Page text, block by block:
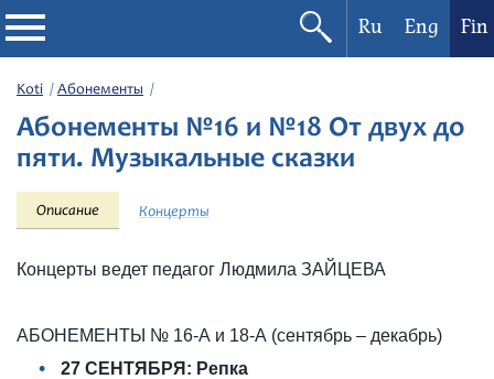
Filharmonia
Konserttikalenteri
Festivaalit
Ru Eng Fin
Koti Абонементы
Абонементы №16 и №18 От двух до
пяти. Музыкальные сказки
Описание Концерты
Концерты ведет педагог Людмила ЗАЙЦЕВА
АБОНЕМЕНТЫ № 16-А и 18-А (сентябрь – декабрь)
27 СЕНТЯБРЯ: Репка